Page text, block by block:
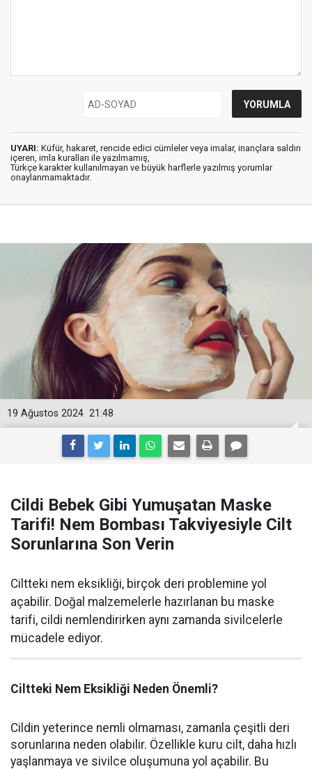
UYARI: Küfür, hakaret, rencide edici cümleler veya imalar, inançlara saldırı
içeren, imla kuralları ile yazılmamış,
Türkçe karakter kullanılmayan ve büyük harflerle yazılmış yorumlar
onaylanmamaktadır.
21:48
19 Ağustos 2024
Cildi Bebek Gibi Yumuşatan Maske
Tarifi! Nem Bombası Takviyesiyle Cilt
Sorunlarına Son Verin
Ciltteki nem eksikliği, birçok deri problemine yol
açabilir. Doğal malzemelerle hazırlanan bu maske
tarifi, cildi nemlendirirken aynı zamanda sivilcelerle
mücadele ediyor.
Ciltteki Nem Eksikliği Neden Önemli?
Cildin yeterince nemli olmaması, zamanla çeşitli deri
sorunlarına neden olabilir. Özellikle kuru cilt, daha hızlı
yaşlanmaya ve sivilce oluşumuna yol açabilir. Bu